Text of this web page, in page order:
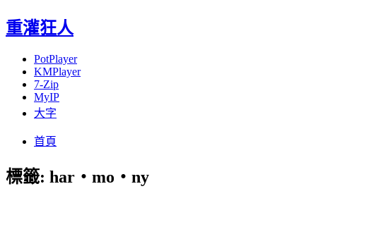
重灌狂人
PotPlayer
KMPlayer
7-Zip
MyIP
大字
首頁
標籤: har‧mo‧ny